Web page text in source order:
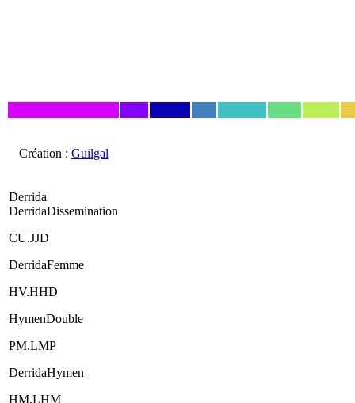
Création : Guilgal
Derrida
DerridaDissemination
CU.JJD
DerridaFemme
HV.HHD
HymenDouble
PM.LMP
DerridaHymen
HM.LHM